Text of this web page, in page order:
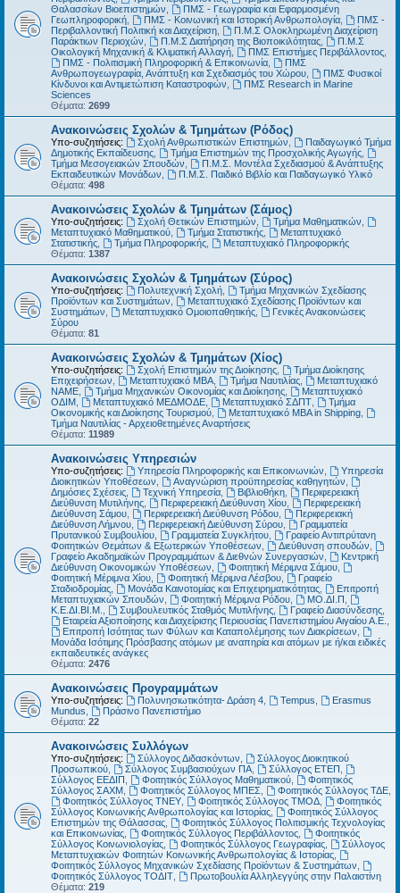
Θαλασσίων Βιοεπιστημών
ΠΜΣ - Γεωγραφία και Εφαρμοσμένη
Γεωπληροφορική
ΠΜΣ - Κοινωνική και Ιστορική Ανθρωπολογία,
ΠΜΣ -
Περιβαλλοντική Πολιτική και Διαχείριση
Π.Μ.Σ Ολοκληρωμένη Διαχείριση
Παράκτιων Περιοχών
Π.Μ.Σ Διατήρηση της Βιοποικιλότητας,
Π.Μ.Σ
Οικολογική Μηχανική & Κλιματική Αλλαγή
ΠΜΣ Επιστήμες Περιβάλλοντος,
ΠΜΣ - Πολιτισμική Πληροφορική & Επικοινωνία,
ΠΜΣ
Ανθρωπογεωγραφία, Ανάπτυξη και Σχεδιασμός του Χώρου
ΠΜΣ Φυσικοί
Κίνδυνοι και Αντιμετώπιση Καταστροφών
ΠΜΣ Research in Marine
Sciences
Θέματα: 2699
Ανακοινώσεις Σχολών & Τμημάτων (Ρόδος)
Υπο-συζητήσεις: Σχολή Ανθρωπιστικών Επιστημών
Παιδαγωγικό Τμήμα
Δημοτικής Εκπαίδευσης
Τμήμα Επιστημών της Προσχολικής Αγωγής,
Τμήμα Μεσογειακών Σπουδών
Π.Μ.Σ. Μοντέλα Σχεδιασμού & Ανάπτυξης
Εκπαιδευτικών Μονάδων
Π.Μ.Σ. Παιδικό Βιβλίο και Παιδαγωγικό Υλικό
Θέματα: 498
Ανακοινώσεις Σχολών & Τμημάτων (Σάμος)
Υπο-συζητήσεις: Σχολή Θετικών Επιστημών Τμήμα Μαθηματικών
Μεταπτυχιακό Μαθηματικού
Τμήμα Στατιστικής,
Μεταπτυχιακό
Στατιστικής
Τμήμα Πληροφορικής,
Μεταπτυχιακό Πληροφορικής
Θέματα: 1387
Ανακοινώσεις Σχολών & Τμημάτων (Σύρος)
Υπο-συζητήσεις: Πολυτεχνική Σχολή,
Τμήμα Μηχανικών Σχεδίασης
Προϊόντων και Συστημάτων
Μεταπτυχιακό Σχεδίασης Προϊόντων και
Συστημάτων
Μεταπτυχιακό Ομοιοπαθητικής,
Γενικές Ανακοινώσεις
Σύρου
Θέματα: 81
Ανακοινώσεις Σχολών & Τμημάτων (Χίος)
Υπο-συζητήσεις: Σχολή Επιστημών της Διοίκησης,
Τμήμα Διοίκησης
Επιχειρήσεων
Μεταπτυχιακό MBA, Τμήμα Ναυτιλίας,
Μεταπτυχιακό
ΝΑΜΕ
Τμήμα Μηχανικών Οικονομίας και Διοίκησης,
Μεταπτυχιακό
ΟΔΙΜ
Μεταπτυχιακό ΜΕΔΜΟΔΕ, Μεταπτυχιακό ΣΔΠΤ,
Τμήμα
Οικονομικής και Διοίκησης Τουρισμού
Μεταπτυχιακό MBA in Shipping,
Τμήμα Ναυτιλίας - Αρχειοθετημένες Αναρτήσεις
Θέματα: 11989
Ανακοινώσεις Υπηρεσιών
Υπο-συζητήσεις: Υπηρεσία Πληροφορικής και Επικοινωνιών
Υπηρεσία
Διοικητικών Υποθέσεων
Αναγνώριση προϋπηρεσίας καθηγητών
Δημόσιες Σχέσεις
Τεχνική Υπηρεσία, Βιβλιοθήκη,
Περιφερειακή
Διεύθυνση Μυτιλήνης
Περιφερειακή Διεύθυνση Χίου,
Περιφερειακή
Διεύθυνση Σάμου
Περιφερειακή Διεύθυνση Ρόδου,
Περιφερειακή
Διεύθυνση Λήμνου
Περιφερειακή Διεύθυνση Σύρου,
Γραμματεία
Πρυτανικού Συμβουλίου
Γραμματεία Συγκλήτου,
Γραφείο Αντιπρύτανη
Φοιτητικών Θεμάτων & Εξωτερικών Υποθέσεων
Διεύθυνση σπουδών
Γραφείο Ακαδημαϊκών Προγραμμάτων & Διεθνών Συνεργασιών
Κεντρική
Διεύθυνση Οικονομικών Υποθέσεων
Φοιτητική Μέριμνα Σάμου,
Φοιτητική Μέριμνα Χίου
Φοιτητική Μέριμνα Λέσβου,
Γραφείο
Σταδιοδρομίας
Μονάδα Καινοτομίας και Επιχειρηματικότητας,
Επιτροπή
Μεταπτυχιακών Σπουδών
Φοιτητική Μέριμνα Ρόδου, ΜΟ.ΔΙ.Π
Κ.Ε.ΔΙ.ΒΙ.Μ.
Συμβουλευτικός Σταθμός Μυτιλήνης, Γραφείο Διασύνδεσης,
Εταιρεία Αξιοποίησης και Διαχείρισης Περιουσίας Πανεπιστημίου Αιγαίου Α.Ε.
Επιτροπή Ισότητας των Φύλων και Καταπολέμησης των Διακρίσεων
Μονάδα Ισότιμης Πρόσβασης ατόμων με αναπηρία και ατόμων με ή/και ειδικές
εκπαιδευτικές ανάγκες
Θέματα: 2476
Ανακοινώσεις Προγραμμάτων
Υπο-συζητήσεις: Πολυνησιωτικότητα- Δράση 4, Tempus
Erasmus
Mundus
Πράσινο Πανεπιστήμιο
Θέματα: 22
Ανακοινώσεις Συλλόγων
Υπο-συζητήσεις: Σύλλογος Διδασκόντων
Σύλλογος Διοικητικού
Προσωπικού
Σύλλογος Συμβασιούχων ΠΑ, Σύλλογος ΕΤΕΠ
Σύλλογος ΕΕΔΙΠ
Φοιτητικός Σύλλογος Μαθηματικού,
Φοιτητικός
Σύλλογος ΣΑΧΜ
Φοιτητικός Σύλλογος ΜΠΕΣ Φοιτητικός Σύλλογος ΤΔΕ,
Φοιτητικός Σύλλογος ΤΝΕΥ, Φοιτητικός Σύλλογος ΤΜΟΔ,
Φοιτητικός
Σύλλογος Κοινωνικής Ανθρωπολογίας και Ιστορίας
Φοιτητικός Σύλλογος
Επιστημών της Θάλασσας
Φοιτητικός Σύλλογος Πολιτισμικής Τεχνολογίας
και Επικοινωνίας
Φοιτητικός Σύλλογος Περιβάλλοντος,
Φοιτητικός
Σύλλογος Κοινωνιολογίας
Φοιτητικός Σύλλογος Γεωγραφίας,
Σύλλογος
Μεταπτυχιακών Φοιτητών Κοινωνικής Ανθρωπολογίας & Ιστορίας
Φοιτητικός Σύλλογος Μηχανικών Σχεδίασης Προϊόντων & Συστημάτων
Φοιτητικός Σύλλογος ΤΟΔΙΤ
Πρωτοβουλία Αλληλεγγύης στην Παλαιστίνη
Θέματα: 219